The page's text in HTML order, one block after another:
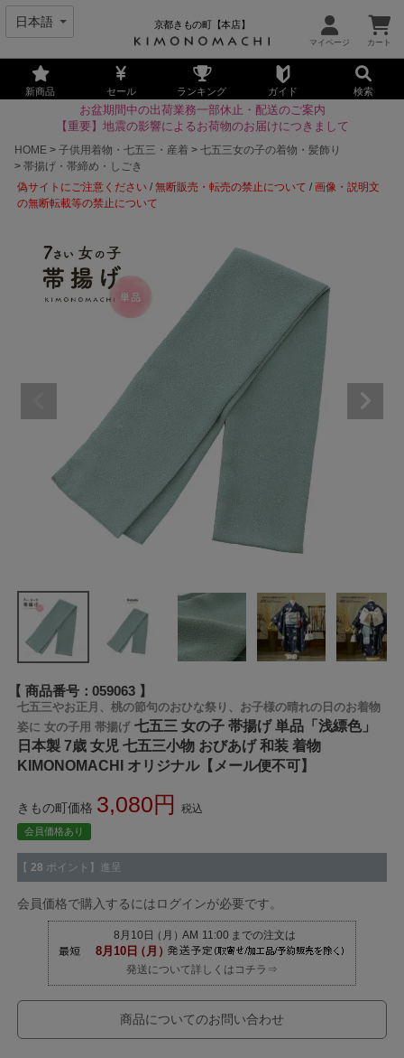
京都きもの町【本店】
新商品 セール ランキング ガイド 検索
お盆期間中の出荷業務一部休止・配送のご案内
【重要】地震の影響によるお荷物のお届けにつきまして
HOME
子供用着物・七五三・産着
七五三女の子の着物・髪飾り
帯揚げ・帯締め・しごき
偽サイトにご注意ください /無断販売・転売の禁止について /画像・説明文
の無断転載等の禁止について
商品番号 059063
七五三やお正月、桃の節句のおひな祭り、お子様の晴れの日のお着物
姿に 女の子用 帯揚げ 七五三 女の子 帯揚げ 単品「浅縹色」
日本製 7歳 女児 七五三小物 おびあげ 和装 着物
KIMONOMACHI オリジナル【メール便不可】
きもの町価格 3,080 税込
会員価格あり
【 28 ポイント】進呈
会員価格で購入するにはログインが必要です。
発送について詳しくはコチラ⇒
商品についてのお問い合わせ